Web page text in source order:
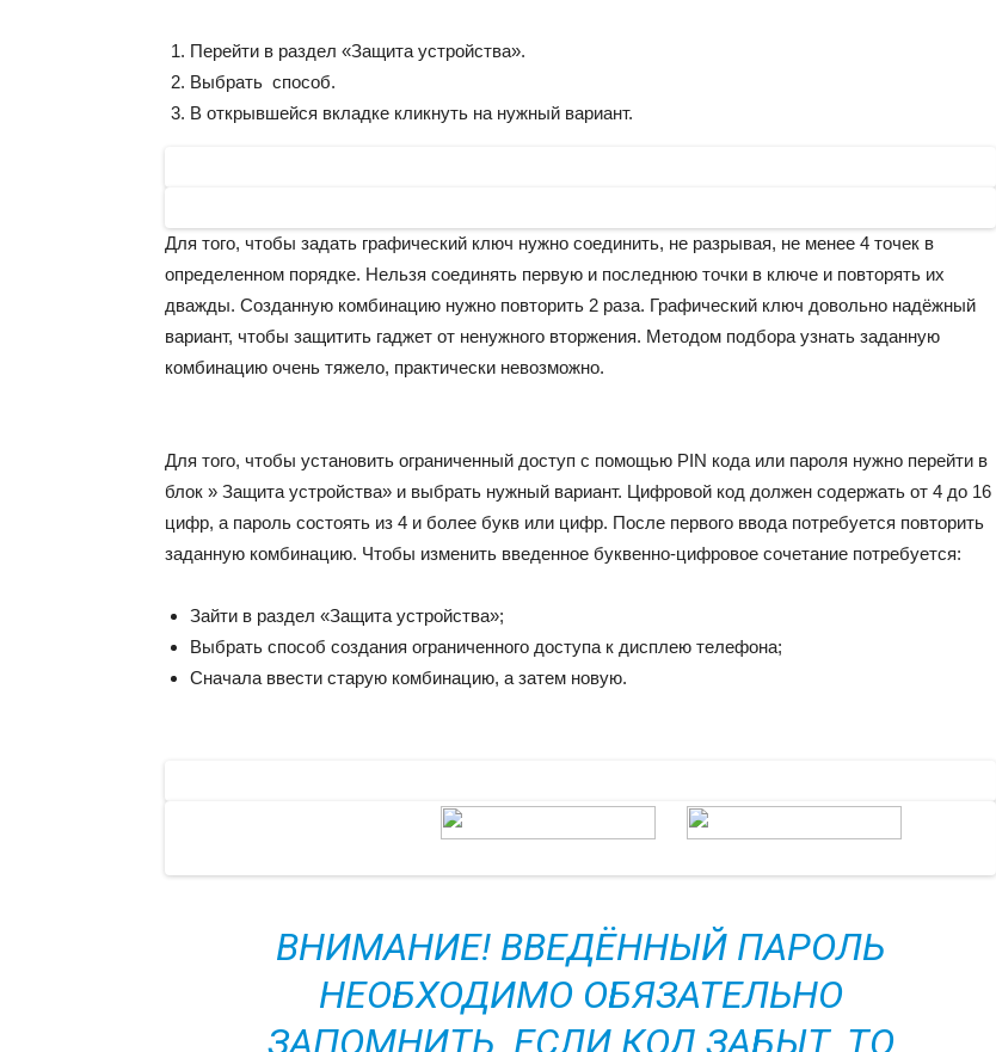
Перейти в раздел «Защита устройства».
Выбрать способ.
В открывшейся вкладке кликнуть на нужный вариант.
Для того, чтобы задать графический ключ нужно соединить, не разрывая, не менее 4 точек в
определенном порядке. Нельзя соединять первую и последнюю точки в ключе и повторять их
дважды. Созданную комбинацию нужно повторить 2 раза. Графический ключ довольно надёжный
вариант, чтобы защитить гаджет от ненужного вторжения. Методом подбора узнать заданную
комбинацию очень тяжело, практически невозможно.
Для того, чтобы установить ограниченный доступ с помощью PIN кода или пароля нужно перейти в
блок » Защита устройства» и выбрать нужный вариант. Цифровой код должен содержать от 4 до 16
цифр, а пароль состоять из 4 и более букв или цифр. После первого ввода потребуется повторить
заданную комбинацию. Чтобы изменить введенное буквенно-цифровое сочетание потребуется:
Зайти в раздел «Защита устройства»;
Выбрать способ создания ограниченного доступа к дисплею телефона;
Сначала ввести старую комбинацию, а затем новую.
ВНИМАНИЕ! ВВЕДЁННЫЙ ПАРОЛЬ
НЕОБХОДИМО ОБЯЗАТЕЛЬНО
ЗАПОМНИТЬ. ЕСЛИ КОД ЗАБЫТ, ТО